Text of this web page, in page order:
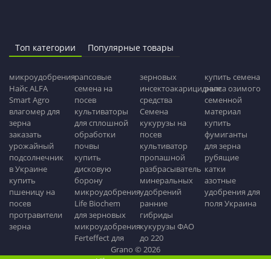
Топ категории Популярные товары
микроудобрения
Найс ALFA
Smart Agro
влагомер для
зерна
заказать
урожайный
подсолнечник
в Украине
купить
пшеницу на
посев
протравители
зерна
рапсовые
семена на
посев
культиваторы
для сплошной
обработки
почвы
купить
дисковую
борону
микроудобрения
Life Biochem
для зерновых
микроудобрения
Ferteffect для
зерновых
инсектоакарицидные
средства
Семена
кукурузы на
посев
культиватор
пропашной
разбрасыватель
минеральных
удобрений
ранние
гибриды
кукурузы ФАО
до 220
купить семена
рапса озимого
семенной
материал
купить
фумиганты
для зерна
рубящие
катки
азотные
удобрения для
поля Украина
Grano © 2026